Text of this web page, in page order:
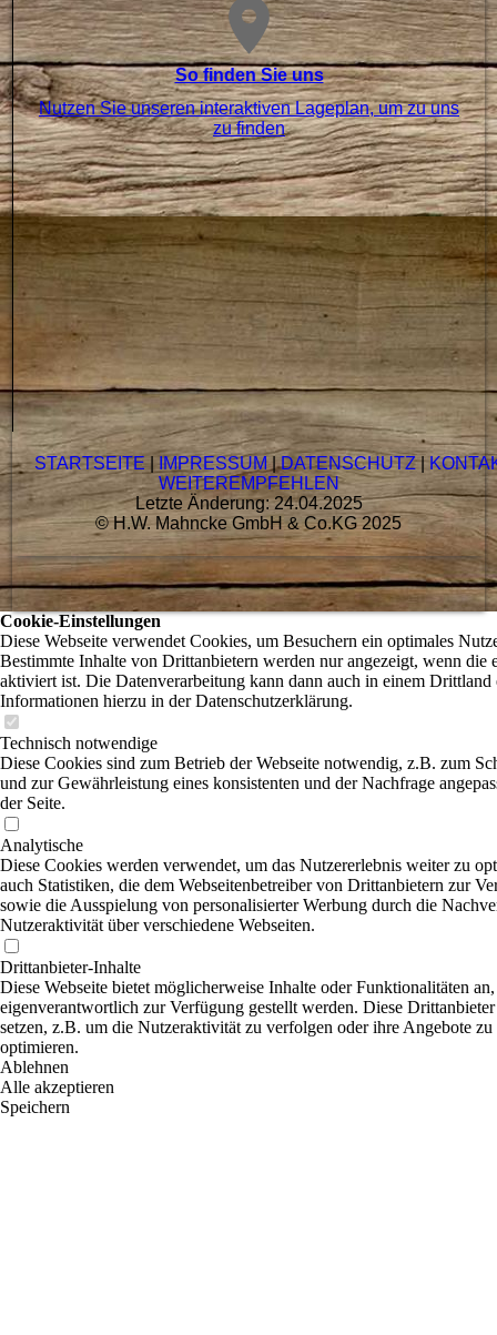
So finden Sie uns
Nutzen Sie unseren interaktiven La­ge­plan, um zu uns
zu finden
STARTSEITE|IMPRESSUM |DATENSCHUTZ|
WEITEREMPFEHLEN
Letzte Änderung: 24.04.2025
© H.W. Mahncke GmbH & Co.KG 2025
Cookie-Einstellungen
Diese Webseite verwendet Cookies, um Besuchern ein optimales
Bestimmte Inhalte von Drittanbietern werden nur angezeigt, wenn die
aktiviert ist. Die Datenverarbeitung kann dann auch in einem Drittland
Informationen hierzu in der Datenschutzerklärung.
Technisch notwendige
Diese Cookies sind zum Betrieb der Webseite notwendig, z.B. zum
und zur Gewährleistung eines konsistenten und der Nachfrage
der Seite.
Analytische
Diese Cookies werden verwendet, um das Nutzererlebnis weiter zu
auch Statistiken, die dem Webseitenbetreiber von Drittanbietern zur
sowie die Ausspielung von personalisierter Werbung durch die
Nutzeraktivität über verschiedene Webseiten.
Drittanbieter-Inhalte
Diese Webseite bietet möglicherweise Inhalte oder Funktionalitäten
eigenverantwortlich zur Verfügung gestellt werden. Diese
setzen, z.B. um die Nutzeraktivität zu verfolgen oder ihre Angebote zu
optimieren.
Ablehnen
Alle akzeptieren
Speichern